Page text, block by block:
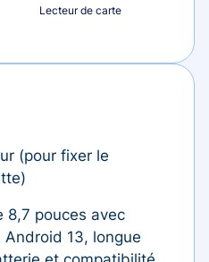
Lecteur de carte
(pour fixer le
8,7 pouces avec
Android 13, longue